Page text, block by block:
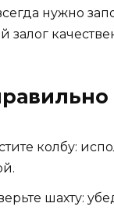
нужно
залог
колбу:
шахту: